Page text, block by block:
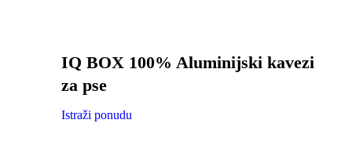
IQ BOX 100% Aluminijski kavezi
za pse
Istraži ponudu